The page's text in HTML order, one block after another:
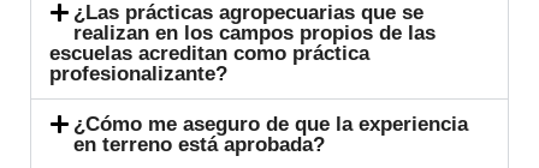
¿Las prácticas agropecuarias que se
realizan en los campos propios de las
escuelas acreditan como práctica
profesionalizante?
¿Cómo me aseguro de que la experiencia
en terreno está aprobada?